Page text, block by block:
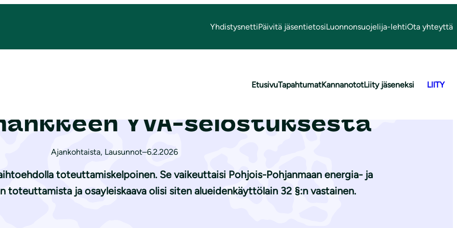
YhdistysnettiPäivitä jäsentietosiLuonnonsuojelija-lehtiOta yhteyttä
EtusivuTapahtumatKannanototLiity jäseneksi LIITY
YVA-selostuksesta
Pilpankankaan
YVA-selostuksesta
Ajankohtaista, Lausunnot–6.2.2026
toteuttamiskelpoinen. Se vaikeuttaisi Pohjois-Pohjanmaan energia- ja
toteuttamista ja osayleiskaava olisi siten alueidenkäyttölain 32 §:n vastainen.